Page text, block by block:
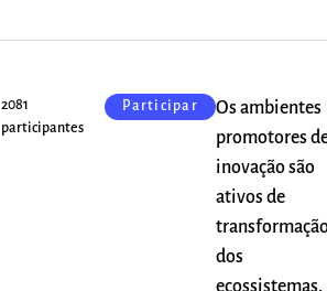
2081
participantes
Participar
Os ambientes
promotores
inovação são
ativos de
dos
ecossistemas.